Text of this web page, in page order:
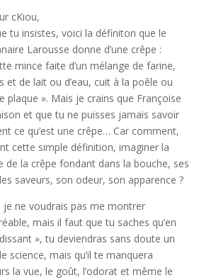
cKiou,
tu insistes, voici la définiton que le
Larousse donne d’une crêpe :
mince faite d’un mélange de farine,
et de lait ou d’eau, cuit à la poêle ou
plaque ». Mais je crains que Françoise
et que tu ne puisses jamais savoir
ce qu’est une crêpe… Car comment,
cette simple définition, imaginer la
de la crêpe fondant dans la bouche, ses
saveurs, son odeur, son apparence ?
je ne voudrais pas me montrer
mais il faut que tu saches qu’en
», tu deviendras sans doute un
science, mais qu’il te manquera
la vue, le goût, l’odorat et même le